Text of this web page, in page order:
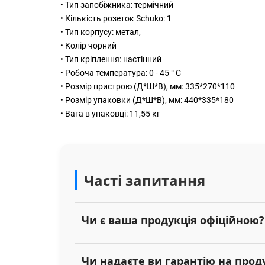
• Тип запобіжника: термічний
• Кількість розеток Schuko: 1
• Тип корпусу: метал,
• Колір чорний
• Тип кріплення: настінний
• Робоча температура: 0 - 45 ° С
• Розмір пристрою (Д*Ш*В), мм: 335*270*110
• Розмір упаковки (Д*Ш*В), мм: 440*335*180
• Вага в упаковці: 11,55 кг
Часті запитання
Чи є ваша продукція офіційною?
Чи надаєте ви гарантію на